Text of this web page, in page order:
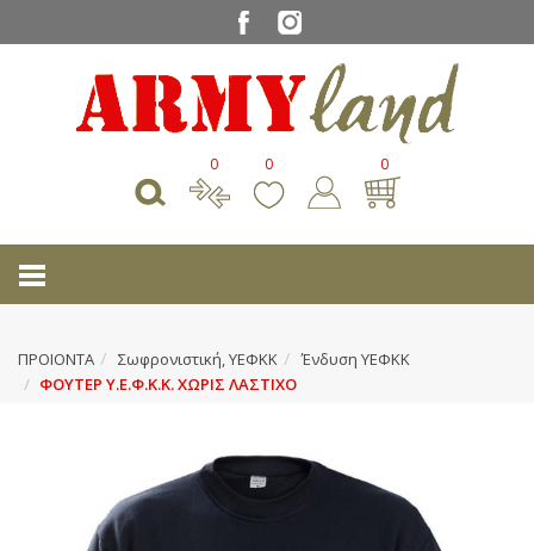
0 0 0
ΠΡΟΙΟΝΤΑ Σωφρονιστική, ΥΕΦΚΚ
Ένδυση ΥΕΦΚΚ
ΦΟΥΤΕΡ Υ.Ε.Φ.Κ.Κ. ΧΩΡΙΣ ΛΑΣΤΙΧΟ